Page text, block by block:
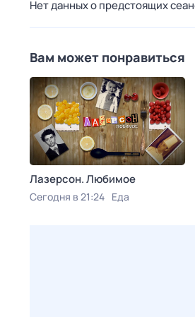
Нет данных о предстоящих
Вам может понравиться
Лазерсон. Любимое
Сегодня в 21:24 Еда